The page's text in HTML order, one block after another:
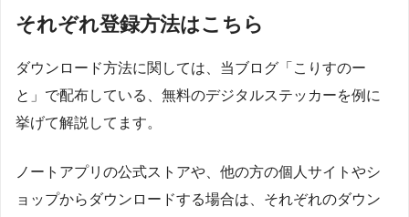
それぞれ登録方法はこちら
ダウンロード方法に関しては、当ブログ「こりすのー
と」で配布している、無料のデジタルステッカーを例に
挙げて解説してます。
ノートアプリの公式ストアや、他の方の個人サイトやシ
ョップからダウンロードする場合は、それぞれのダウン